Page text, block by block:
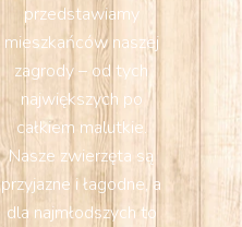
przedstawiamy
mieszkańców naszej
zagrody – od tych
największych po
całkiem malutkie.
Nasze zwierzęta są
przyjazne i łagodne, a
dla najmłodszych to